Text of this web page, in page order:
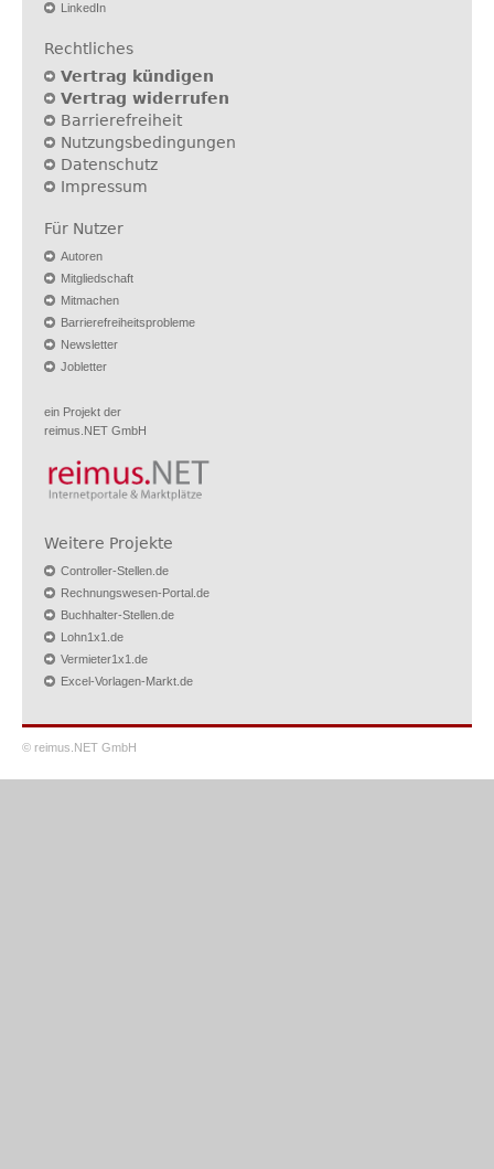
LinkedIn
Rechtliches
Vertrag kündigen
Vertrag widerrufen
Barrierefreiheit
Nutzungsbedingungen
Datenschutz
Impressum
Für Nutzer
Autoren
Mitgliedschaft
Mitmachen
Barrierefreiheitsprobleme
Newsletter
Jobletter
ein Projekt der
reimus.NET GmbH
Weitere Projekte
Controller-Stellen.de
Rechnungswesen-Portal.de
Buchhalter-Stellen.de
Lohn1x1.de
Vermieter1x1.de
Excel-Vorlagen-Markt.de
© reimus.NET GmbH